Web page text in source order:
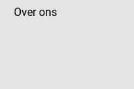
Over ons